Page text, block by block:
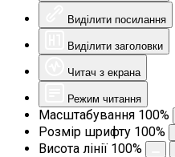
Виділити посилання
Виділити заголовки
Читач з екрана
Режим читання
Масштабування 100%
Розмір шрифту 100%
Висота лінії 100%